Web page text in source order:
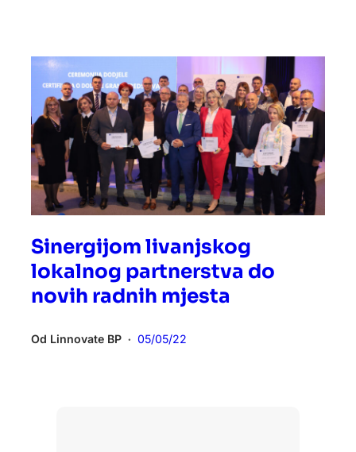
Sinergijom livanjskog
lokalnog partnerstva do
novih radnih mjesta
Od Linnovate BP • 05/05/22